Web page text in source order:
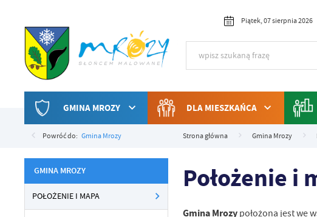
Piątek, 07 sierpnia 2026
GMINA MROZY DLA MIESZKAŃCA
Powróć do: Gmina Mrozy Strona główna Gmina Mrozy
GMINA MROZY
POŁOŻENIE I MAPA
Położenie i
Gmina Mrozy położona jest we